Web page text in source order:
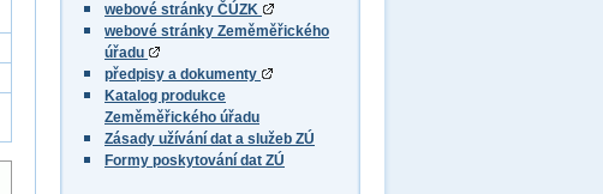
webové stránky ČÚZK
webové stránky Zeměměřického
úřadu
předpisy a dokumenty
Katalog produkce
Zeměměřického úřadu
Zásady užívání dat a služeb ZÚ
Formy poskytování dat ZÚ